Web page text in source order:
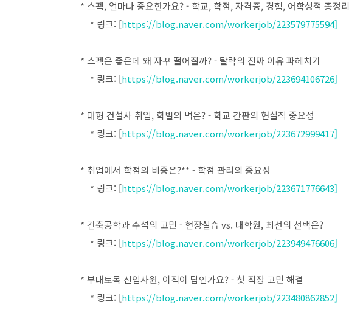
* 스펙, 얼마나 중요한가요? - 학교, 학점, 자격증, 경험, 어학성적 총정리
* 링크: [https://blog.naver.com/workerjob/223579775594]
* 스펙은 좋은데 왜 자꾸 떨어질까? - 탈락의 진짜 이유 파헤치기
* 링크: [https://blog.naver.com/workerjob/223694106726]
* 대형 건설사 취업, 학벌의 벽은? - 학교 간판의 현실적 중요성
* 링크: [https://blog.naver.com/workerjob/223672999417]
* 취업에서 학점의 비중은?** - 학점 관리의 중요성
* 링크: [https://blog.naver.com/workerjob/223671776643]
* 건축공학과 수석의 고민 - 현장실습 vs. 대학원, 최선의 선택은?
* 링크: [https://blog.naver.com/workerjob/223949476606]
* 부대토목 신입사원, 이직이 답인가요? - 첫 직장 고민 해결
* 링크: [https://blog.naver.com/workerjob/223480862852]